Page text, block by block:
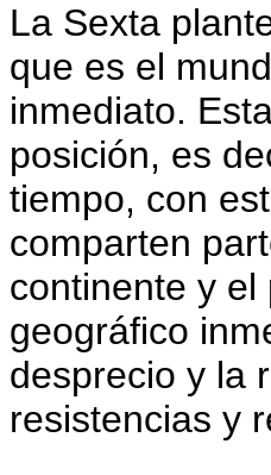
La Sexta
que es el
inmediato.
posición, es
tiempo, con
comparten
continente y
geográfico
desprecio y la
resistencias y